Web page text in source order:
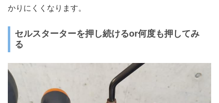
かりにくくなります。
セルスターターを押し続けるor何度も押してみ
る